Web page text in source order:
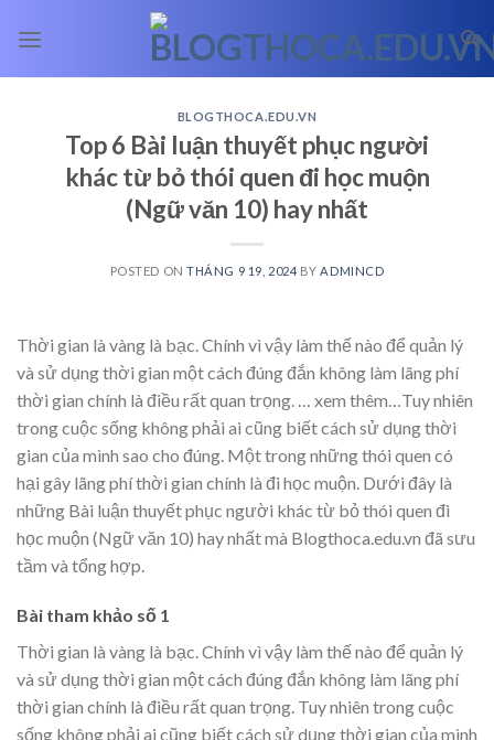
BLOGTHOCA.EDU.VN
Top 6 Bài luận thuyết phục người
khác từ bỏ thói quen đi học muộn
(Ngữ văn 10) hay nhất
POSTED ONTHÁNG 9 19, 2024 BY ADMINCD
Thời gian là vàng là bạc. Chính vì vậy làm thế nào để quản lý
và sử dụng thời gian một cách đúng đắn không làm lãng phí
thời gian chính là điều rất quan trọng.
… xem thêm… Tuy nhiên
trong cuộc sống không phải ai cũng biết cách sử dụng thời
gian của mình sao cho đúng. Một trong những thói quen có
hại gây lãng phí thời gian chính là đi học muộn. Dưới đây là
những Bài luận thuyết phục người khác từ bỏ thói quen đi
học muộn (Ngữ văn 10) hay nhất mà Blogthoca.edu.vn đã sưu
tầm và tổng hợp.
Bài tham khảo số 1
Thời gian là vàng là bạc. Chính vì vậy làm thế nào để quản lý
và sử dụng thời gian một cách đúng đắn không làm lãng phí
thời gian chính là điều rất quan trọng. Tuy nhiên trong cuộc
sống không phải ai cũng biết cách sử dụng thời gian của mình